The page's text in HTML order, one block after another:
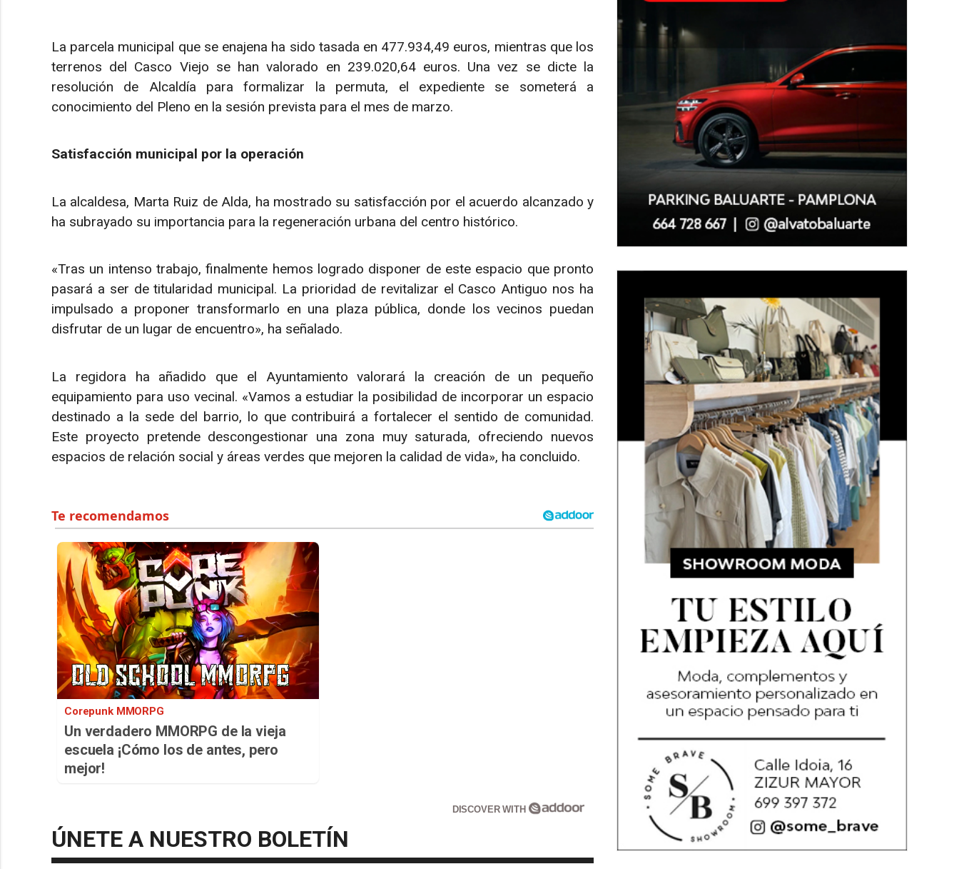
La parcela municipal que se enajena ha sido tasada en 477.934,49 euros, mientras que los
terrenos del Casco Viejo se han valorado en 239.020,64 euros. Una vez se dicte la
resolución de Alcaldía para formalizar la permuta, el expediente se someterá a
conocimiento del Pleno en la sesión prevista para el mes de marzo.
Satisfacción municipal por la operación
La alcaldesa, Marta Ruiz de Alda, ha mostrado su satisfacción por el acuerdo alcanzado y
ha subrayado su importancia para la regeneración urbana del centro histórico.
«Tras un intenso trabajo, finalmente hemos logrado disponer de este espacio que pronto
pasará a ser de titularidad municipal. La prioridad de revitalizar el Casco Antiguo nos ha
impulsado a proponer transformarlo en una plaza pública, donde los vecinos puedan
disfrutar de un lugar de encuentro», ha señalado.
La regidora ha añadido que el Ayuntamiento valorará la creación de un pequeño
equipamiento para uso vecinal. «Vamos a estudiar la posibilidad de incorporar un espacio
destinado a la sede del barrio, lo que contribuirá a fortalecer el sentido de comunidad.
Este proyecto pretende descongestionar una zona muy saturada, ofreciendo nuevos
espacios de relación social y áreas verdes que mejoren la calidad de vida», ha concluido.
Corepunk MMORPG
Un verdadero MMORPG de la vieja
escuela ¡Cómo los de antes, pero
mejor!
DISCOVER WITH
ÚNETE A NUESTRO BOLETÍN